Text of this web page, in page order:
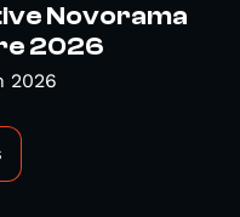
Novorama
2026
2026